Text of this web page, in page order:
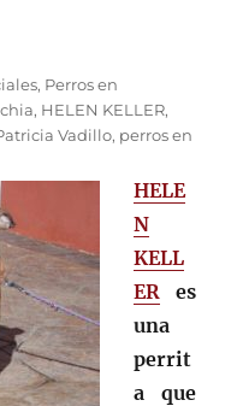
, Perros en
, HELEN KELLER,
Vadillo, perros en
HELE
N
KELL
ER es
una
perrit
a que